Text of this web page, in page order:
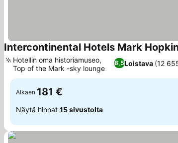
Intercontinental Hotels Mark
8,5Loistava (12
Hotellin oma historiamuseo,
Top of the Mark -sky lounge
Alkaen 181 €
Näytä hinnat 15 sivustolta